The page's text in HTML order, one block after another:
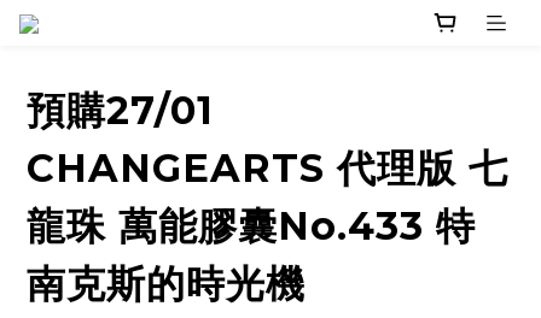
預購27/01
CHANGEARTS 代理版 七
龍珠 萬能膠囊No.433 特
南克斯的時光機